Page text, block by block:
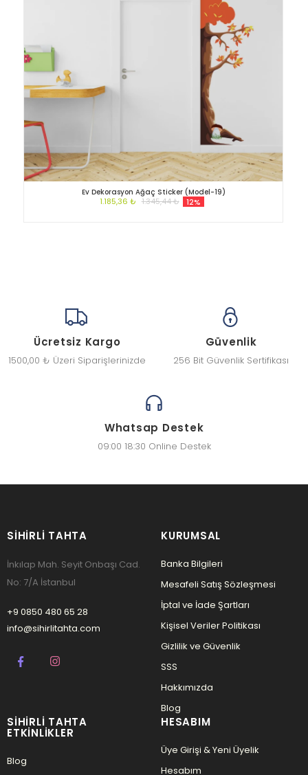
Ev Dekorasyon Ağaç Sticker (Model-19)
1.185,36 ₺ 1.345,44 ₺ 12%
Ücretsiz Kargo
1500,00 ₺ Üzeri Siparişlerinizde
Güvenlik
256 Bit Güvenlik Sertifikası
Whatsap Destek
09:00 18:30 Online Destek
SIHIRLI TAHTA
İnkılap Mah. Seyit Onbaşı Cad.
No: 7/A İstanbul
+9 0850 480 65 28
info@sihirlitahta.com
KURUMSAL
Banka Bilgileri
Mesafeli Satış Sözleşmesi
İptal ve İade Şartları
Kişisel Veriler Politikası
Gizlilik ve Güvenlik
SSS
Hakkımızda
Blog
SIHIRLI TAHTA
ETKINLIKLER
Blog
HESABIM
Üye Girişi & Yeni Üyelik
Hesabım